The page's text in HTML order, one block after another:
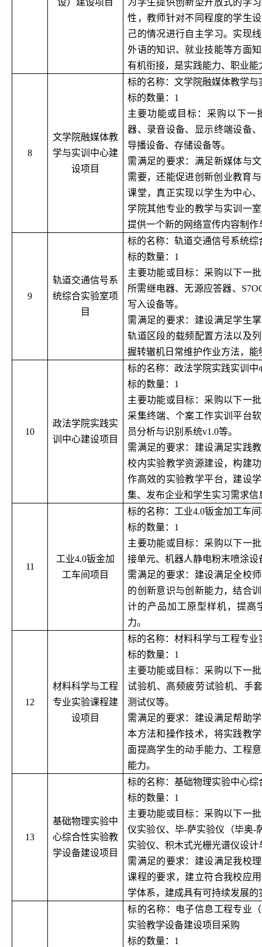
设）建设项目
为学生提供创新型开放式的学
性，教师针对不同程度的学生
己的情况进行自主学习。实现
外语的知识、就业技能等方面
有机衔接，是实践能力、职业
8
文学院融媒体教
学与实训中心建
设项目
标的名称：文学院融媒体教学
标的数量： 1
主要功能或目标：采购以下一
器、录音设备、显示终端设备
导播设备、存储设备等。
需满足的要求：满足新媒体与
需要，还能促进创新创业教育
课堂，真正实现以学生为中心
学院其他专业的教学与实训一
提供一个新的网络宣传内容制作
9
轨道交通信号系
统综合实验室项
目
标的名称：轨道交通信号系统综
标的数量： 1
主要功能或目标：采购以下一
所需继电器、无源应答器、
写入设备等。
需满足的要求：建设满足学生
轨道区段的载频配置方法以及
握转辙机日常维护作业方法，
10
政法学院实践实
训中心建设项目
标的名称：政法学院实践实训中
标的数量： 1
主要功能或目标：采购以下一
采集终端、个案工作实训平台
员分析与识别系统v1.0等。
需满足的要求：建设满足实践
校内实验教学资源建设，构建
作高效的实验教学平台，建设
集、发布企业和学生实习需求
11
工业4.0钣金加
工车间项目
标的名称：工业4.0钣金加工车
标的数量： 1
主要功能或目标：采购以下一
接单元、机器人静电粉末喷涂
需满足的要求：建设满足全校
的创新意识与创新能力，结合
计的产品加工原型样机，提高
力。
12
材料科学与工程
专业实验课程建
设项目
标的名称：材料科学与工程专
标的数量： 1
主要功能或目标：采购以下一
试验机、高频疲劳试验机、手
测试仪等。
需满足的要求：建设满足帮助
本方法和操作技术，将实践教
面提高学生的动手能力、工程
能力。
13
基础物理实验中
心综合性实验教
学设备建设项目
标的名称：基础物理实验中心
标的数量： 1
主要功能或目标：采购以下一
仪实验仪、毕-萨实验仪（毕奥-
实验仪、积木式光栅光谱仪设计
需满足的要求：建设满足我校
课程的要求，建立符合我校应
学体系，建成具有可持续发展的
标的名称：电子信息工程专业
实验教学设备建设项目采购
标的数量： 1